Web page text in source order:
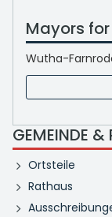
Mayors
Wutha-
GEMEINDE &
Ortsteile
Rathaus